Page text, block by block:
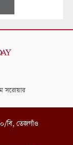
সরোয়ার
বি, তেজগাঁও